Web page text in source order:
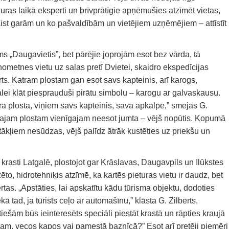
laikā eksperti un brīvprātīgie apņēmušies atzīmēt vietas,
garām un ko pašvaldībām un vietējiem uzņēmējiem – attīstīt
„Daugavietis”, bet pārējie joprojām esot bez vārda, tā
vietu uz salas pretī Dvietei, skaidro ekspedīcijas
Katram plostam gan esot savs kapteinis, arī karogs,
klāt piesprauduši pirātu simbolu – karogu ar galvaskausu.
plosta, viņiem savs kapteinis, sava apkalpe,” smejas G.
plostam vienīgajam neesot jumta – vējš nopūtis. Kopumā
nesūdzas, vējš palīdz ātrāk kustēties uz priekšu un
Latgalē, plostojot gar Krāslavas, Daugavpils un Ilūkstes
hidrotehniķis atzīmē, ka kartēs pieturas vietu ir daudz, bet
„Apstāties, lai apskatītu kādu tūrisma objektu, dodoties
tad, ja tūrists ceļo ar automašīnu,” klāsta G. Zilberts,
būs ieinteresēts speciāli piestāt krastā un rāpties kraujā
vecos kapos vai pamestā baznīcā?” Esot arī pretēji piemēri